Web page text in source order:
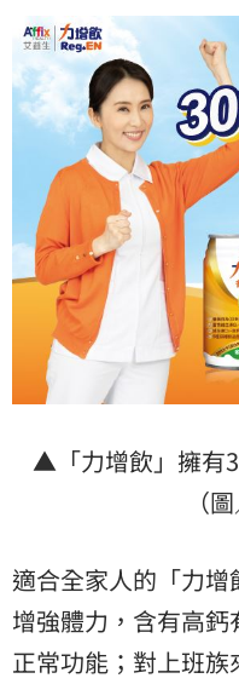
▲「力增飲」擁有
（
適合全家人的「力
增強體力，含有高
正常功能；對上班